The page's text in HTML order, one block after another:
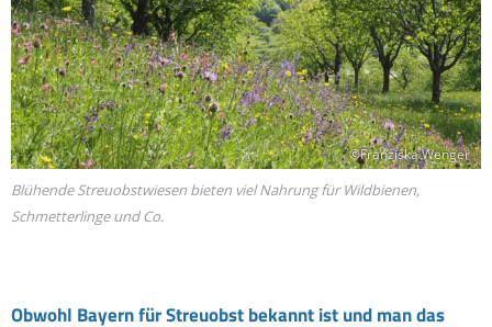
©Franziska Wenger
Blühende Streuobstwiesen bieten viel Nahrung für Wildbienen,
Schmetterlinge und Co.
Obwohl Bayern für Streuobst bekannt ist und man das